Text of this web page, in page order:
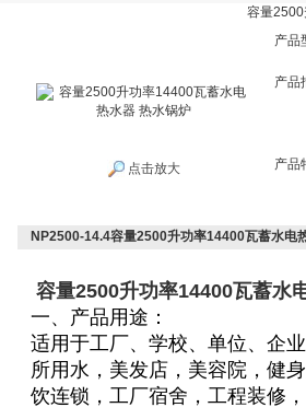
容量
点击放大
产品
产品
产品
NP2500-14.4容量2500升功率14400瓦蓄水电
容量2500升功率14400瓦蓄水
一、产品用途：
适用于工厂、学校、单位、企业
所用水，美发店，美容院，健身
饮连锁，工厂宿舍，工程装修